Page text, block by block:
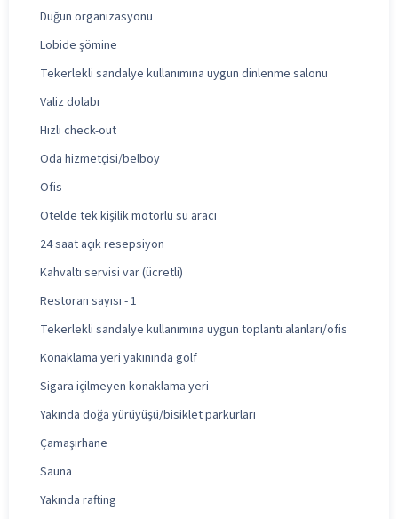
Düğün organizasyonu
Lobide şömine
Tekerlekli sandalye kullanımına uygun dinlenme salonu
Valiz dolabı
Hızlı check-out
Oda hizmetçisi/belboy
Ofis
Otelde tek kişilik motorlu su aracı
24 saat açık resepsiyon
Kahvaltı servisi var (ücretli)
Restoran sayısı - 1
Tekerlekli sandalye kullanımına uygun toplantı alanları/ofis
Konaklama yeri yakınında golf
Sigara içilmeyen konaklama yeri
Yakında doğa yürüyüşü/bisiklet parkurları
Çamaşırhane
Sauna
Yakında rafting